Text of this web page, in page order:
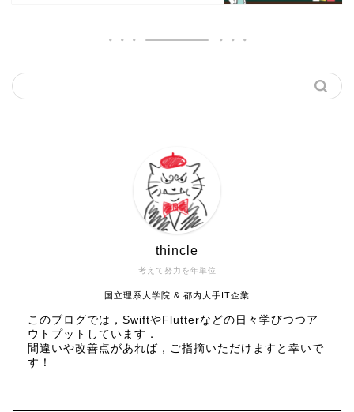
考えて努力を年単位
thincle
国立理系大学院 & 都内大手IT企業
このブログでは，SwiftやFlutterなどの日々学びつつア
ウトプットしています．
間違いや改善点があれば，ご指摘いただけますと幸いで
す！